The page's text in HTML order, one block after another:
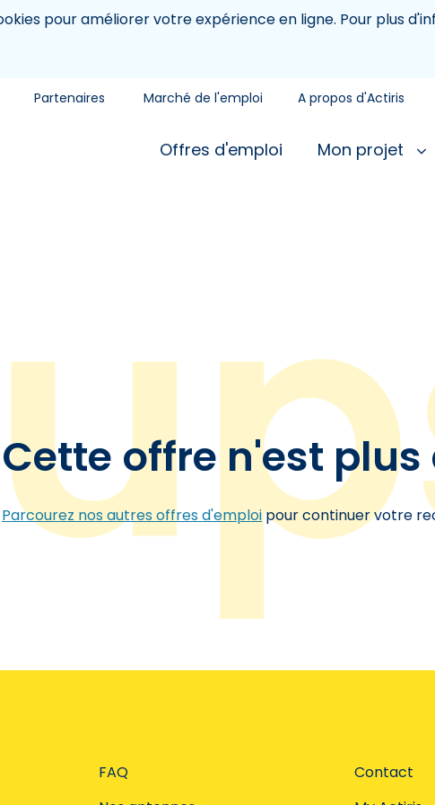
pour améliorer votre expérience en ligne. Pour plus
Partenaires Marché de l'emploi A propos d'Actiris
Offres d'emploi Mon projet
Cette offre n'est
Parcourez nos autres offres d'emploipour continuer votre
FAQ
Contact